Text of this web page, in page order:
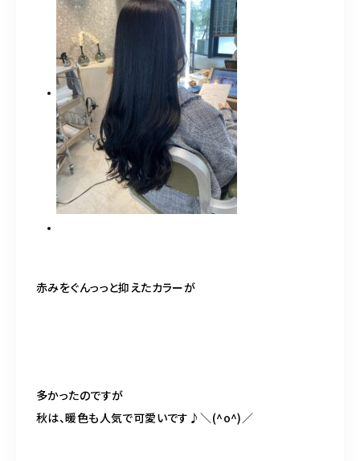
赤みをぐんっっと抑えたカラーが
多かったのですが
秋は、暖色も人気で可愛いです♪＼(^o^)／